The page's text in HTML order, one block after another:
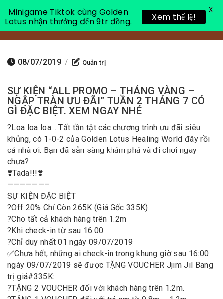
Toggle
08/07/2019 / Quản trị
SỰ KIỆN “ALL PROMO – THÁNG VÀNG –
NGẬP TRÀN ƯU ĐÃI” TUẦN 2 THÁNG 7 CÓ
GÌ ĐẶC BIỆT. XEM NGAY NHÉ
?Loa loa loa… Tất tần tật các chương trình ưu đãi siêu
khủng, có 1-0-2 của Golden Lotus Healing World đây rồi
cả nhà ơi. Bạn đã sẵn sàng khám phá và đi chơi ngay
chưa?
❣️Tada!!!❣️
——————–
SỰ KIỆN ĐẶC BIỆT
?Off 20% Chỉ Còn 265K (Giá Gốc 335K)
?Cho tất cả khách hàng trên 1.2m
?Khi check-in từ sau 16:00
?Chỉ duy nhất 01 ngày 09/07/2019
✅Chưa hết, những ai check-in trong khung giờ sau 16:00
ngày 09/07/2019 sẽ được TẶNG VOUCHER Jjim Jil Bang
trị giá#335K:
?TẶNG 2 VOUCHER đối với khách hàng trên 1.2m.
Minigame Tiktok cùng Golden
Lotus nhận thưởng đến 9tr đồng.
Xem thể lệ!
X